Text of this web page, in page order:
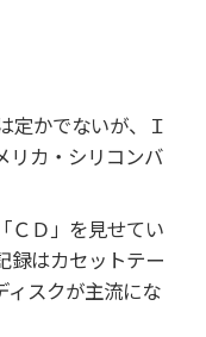
定かでないが、Ｉ
リカ・シリコンバ
ＣＤ」を見せてい
録はカセットテー
ィスクが主流にな